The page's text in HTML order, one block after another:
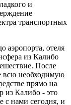
и
транспортных
аэропорта, отеля
из Калибо
После
всю необходимую
прямо на
из Калибо - это
с нами сегодня, и